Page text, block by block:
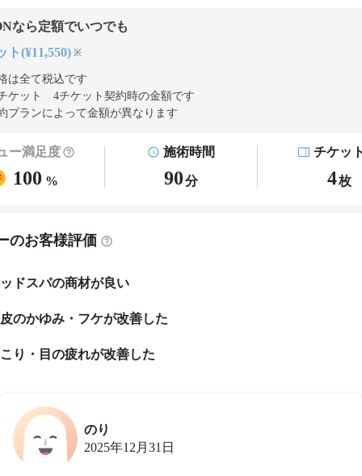
なら定額でいつでも
ト(¥11,550) ※
は全て税込です
ケット 4チケット契約時の金額です
プランによって金額が異なります
ー満足度
100 %
施術時間
90分
チケッ
4枚
のお客様評価
ドスパの商材が良い
のかゆみ・フケが改善した
り・目の疲れが改善した
のり
2025年12月31日